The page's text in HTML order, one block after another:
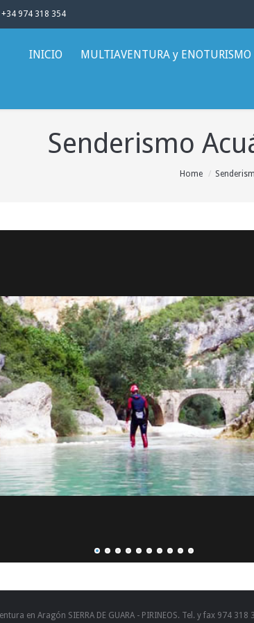
+34 974 318 354
INICIO MULTIAVENTURA y ENOTURISMO
Senderismo
Home
en Aragón SIERRA DE GUARA - PIRINEOS. Tel. y fax 974